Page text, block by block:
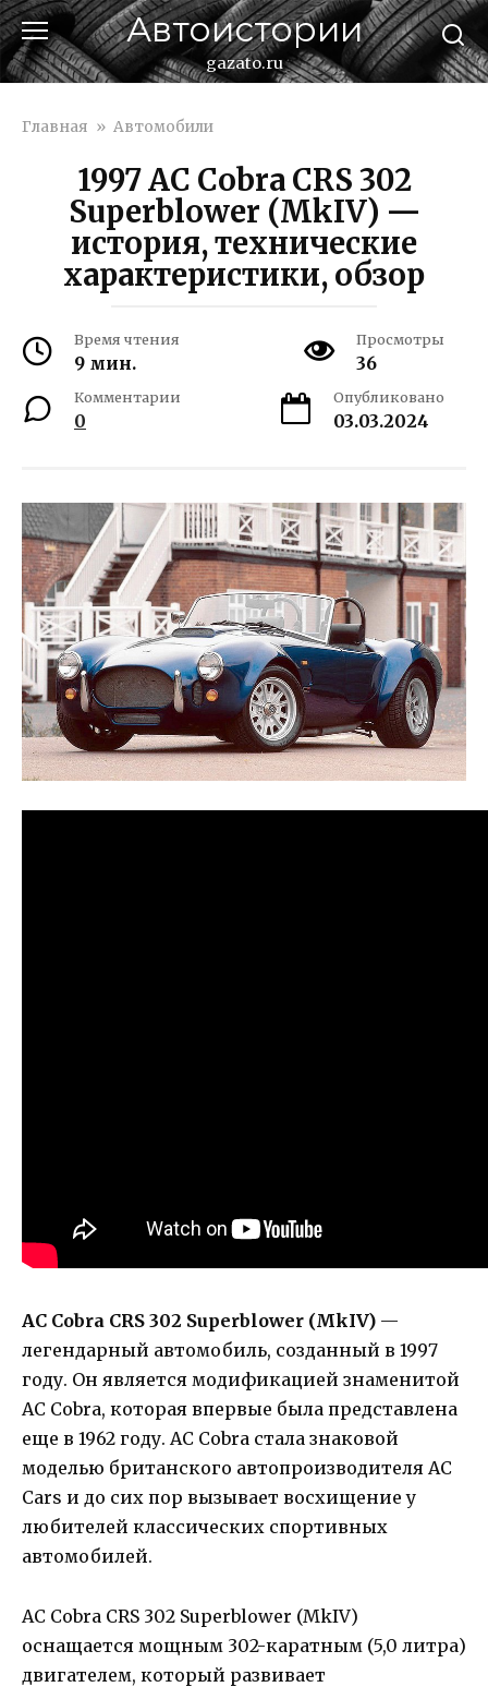
Перейти
к
контенту
Автоистории
gazato.ru
Главная » Автомобили
1997 AC Cobra CRS 302
Superblower (MkIV) —
история, технические
характеристики, обзор
Время чтения
9 мин.
Просмотры
36
Комментарии
0
Опубликовано
03.03.2024
AC Cobra CRS 302 Superblower (MkIV) —
легендарный автомобиль, созданный в 1997
году. Он является модификацией знаменитой
AC Cobra, которая впервые была представлена
еще в 1962 году. AC Cobra стала знаковой
моделью британского автопроизводителя AC
Cars и до сих пор вызывает восхищение у
любителей классических спортивных
автомобилей.
AC Cobra CRS 302 Superblower (MkIV)
оснащается мощным 302-каратным (5,0 литра)
двигателем, который развивает